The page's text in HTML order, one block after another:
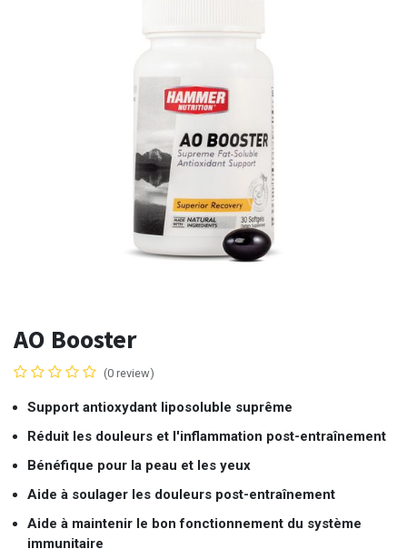
AO Booster
(0 review)
Support antioxydant liposoluble suprême
Réduit les douleurs et l'inflammation post-entraînement
Bénéfique pour la peau et les yeux
Aide à soulager les douleurs post-entraînement
Aide à maintenir le bon fonctionnement du système
immunitaire